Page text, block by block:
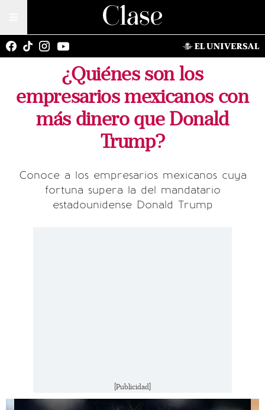
¿Quiénes son los
empresarios mexicanos con
más dinero que Donald
Trump?
Conoce a los empresarios mexicanos cuya
fortuna supera la del mandatario
estadounidense Donald Trump
[Publicidad]